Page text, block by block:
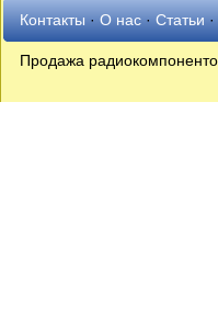
Контакты·О нас·Статьи·
Продажа